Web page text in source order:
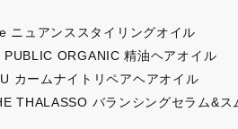
ニュアンススタイリングオイル
ORGANIC 精油ヘアオイル
カームナイトリペアヘアオイル
THALASSO バランシングセラム&ス